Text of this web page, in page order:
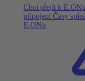
Chci přejít k E.ONu
připojení Časy
E.ONu